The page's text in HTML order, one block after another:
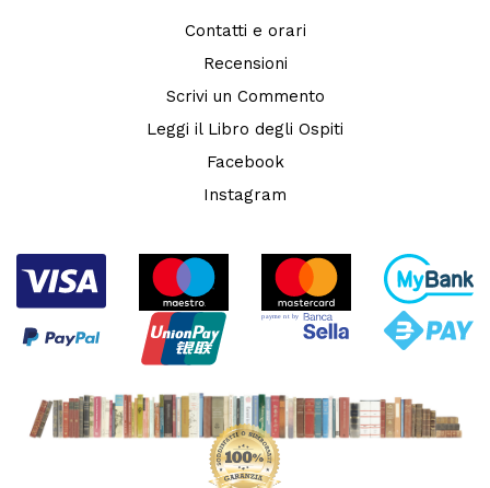
Contatti e orari
Recensioni
Scrivi un Commento
Leggi il Libro degli Ospiti
Facebook
Instagram